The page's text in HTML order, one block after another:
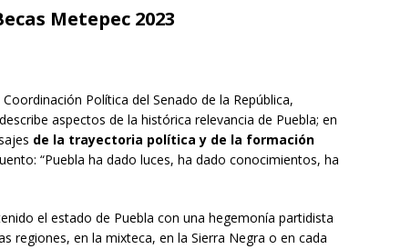
Metepec 2023
Política del Senado de la República,
aspectos de la histórica relevancia de Puebla; en
de la trayectoria política y de la formación
“Puebla ha dado luces, ha dado conocimientos, ha
el estado de Puebla con una hegemonía partidista
regiones, en la mixteca, en la Sierra Negra o en cada